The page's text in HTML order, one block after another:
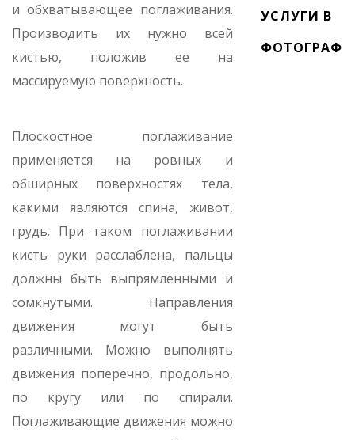
и обхватывающее поглаживания.
Производить их нужно всей
кистью, положив ее на
массируемую поверхность.
Плоскостное поглаживание
применяется на ровных и
обширных поверхностях тела,
какими являются спина, живот,
грудь. При таком поглаживании
кисть руки расслаблена, пальцы
должны быть выпрямленными и
сомкнутыми. Направления
движения могут быть
различными. Можно выполнять
движения поперечно, продольно,
по кругу или по спирали.
Поглаживающие движения можно
УСЛУГИ В